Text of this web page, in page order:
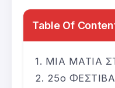
Table Of
ΜΙΑ ΜΑΤΙΑ
25ο